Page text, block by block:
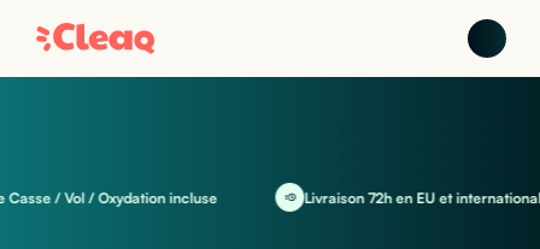
/ Vol / Oxydation incluse Livraison 72h en EU et international